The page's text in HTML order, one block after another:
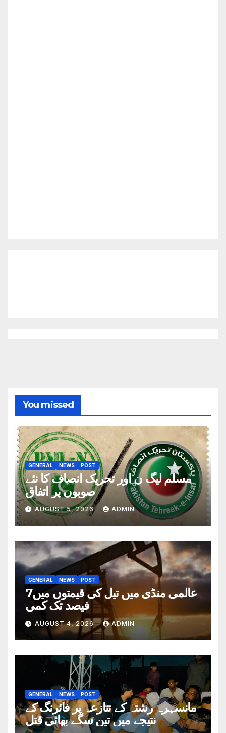
You missed
GENERAL NEWS POST
مسلم لیگ ن اور تحریک انصاف کا نئے
صوبوں پر اتفاق
AUGUST 5, 2026 ADMIN
GENERAL NEWS POST
عالمی منڈی میں تیل کی قیمتوں میں7
فیصد تک کمی
AUGUST 4, 2026 ADMIN
GENERAL NEWS POST
مانسہرہ رشتہ کے تنازعہ پر فائرنگ کے
نتیجے میں تین سگے بھائی قتل